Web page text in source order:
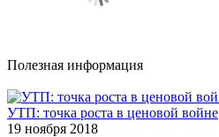
Полезная информация
УТП: точка роста в ценовой войне
19 ноября 2018